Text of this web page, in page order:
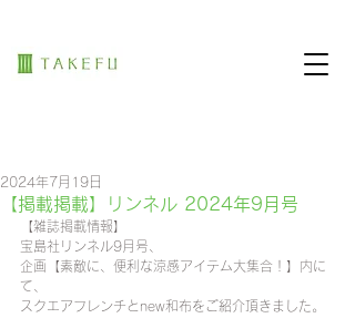
【掲載掲載】リンネル 2024年9月号
2024年7月19日
【雑誌掲載情報】
宝島社リンネル9月号、
企画【素敵に、便利な涼感アイテム大集合！】内に
て、
スクエアフレンチとnew和布をご紹介頂きました。